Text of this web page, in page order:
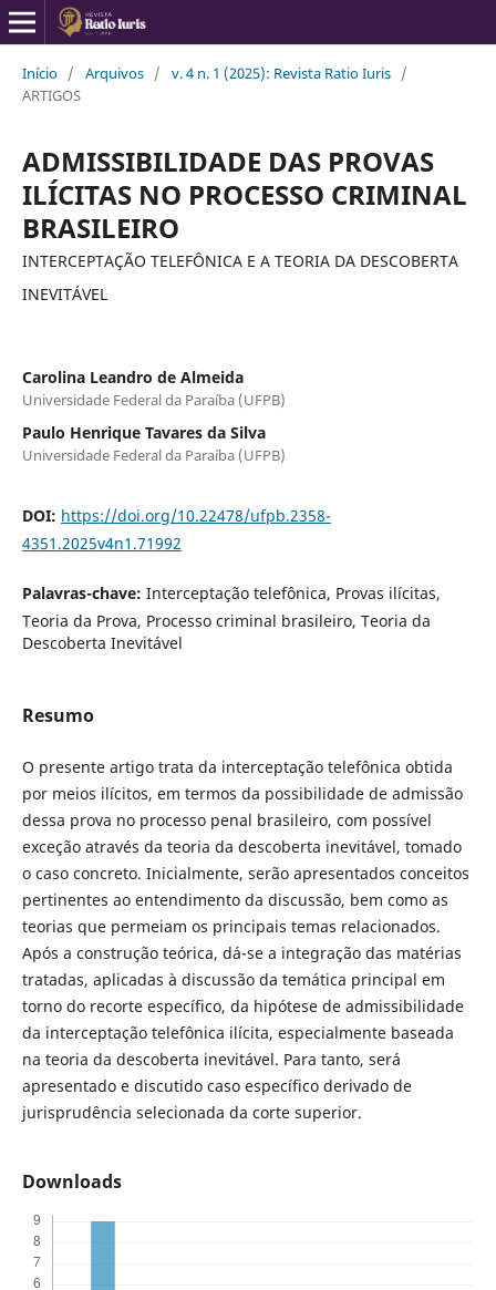
Início / Arquivos / v. 4 n. 1 (2025): Revista Ratio Iuris /
ARTIGOS
ADMISSIBILIDADE DAS PROVAS
ILÍCITAS NO PROCESSO CRIMINAL
BRASILEIRO
INTERCEPTAÇÃO TELEFÔNICA E A TEORIA DA DESCOBERTA
INEVITÁVEL
Carolina Leandro de Almeida
Universidade Federal da Paraíba (UFPB)
Paulo Henrique Tavares da Silva
Universidade Federal da Paraíba (UFPB)
DOI: https://doi.org/10.22478/ufpb.2358-
4351.2025v4n1.71992
Palavras-chave: Interceptação telefônica, Provas ilícitas,
Teoria da Prova, Processo criminal brasileiro, Teoria da
Descoberta Inevitável
Resumo
O presente artigo trata da interceptação telefônica obtida
por meios ilícitos, em termos da possibilidade de admissão
dessa prova no processo penal brasileiro, com possível
exceção através da teoria da descoberta inevitável, tomado
o caso concreto. Inicialmente, serão apresentados conceitos
pertinentes ao entendimento da discussão, bem como as
teorias que permeiam os principais temas relacionados.
Após a construção teórica, dá-se a integração das matérias
tratadas, aplicadas à discussão da temática principal em
torno do recorte específico, da hipótese de admissibilidade
da interceptação telefônica ilícita, especialmente baseada
na teoria da descoberta inevitável. Para tanto, será
apresentado e discutido caso específico derivado de
jurisprudência selecionada da corte superior.
Downloads